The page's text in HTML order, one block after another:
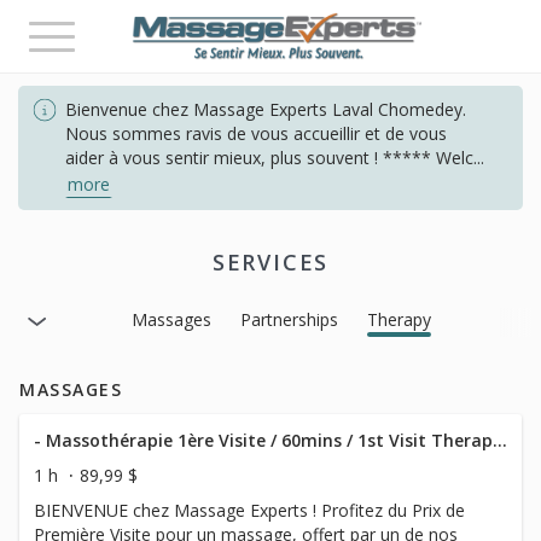
Toggle
navigation
Bienvenue chez Massage Experts Laval Chomedey.
Nous sommes ravis de vous accueillir et de vous
aider à vous sentir mieux, plus souvent ! ***** Welc...
more
SERVICES
Massages Partnerships Therapy
MASSAGES
- Massothérapie 1ère Visite / 60mins / 1st Visit Therapeutic Massage
1 h
89,99 $
BIENVENUE chez Massage Experts ! Profitez du Prix de
Première Visite pour un massage, offert par un de nos